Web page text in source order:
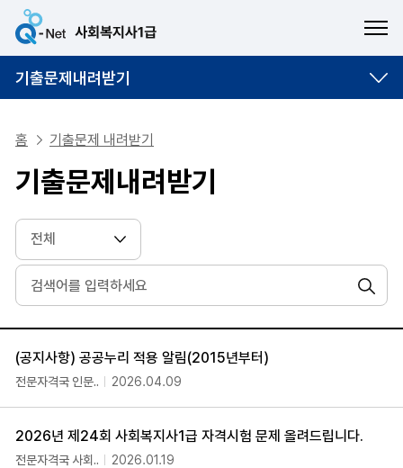
기출문제내려받기
홈 기출문제 내려받기
기출문제내려받기
검색
(공지사항) 공공누리 적용 알림(2015년부터)
전문자격국 인문.. 2026.04.09
2026년 제24회 사회복지사1급 자격시험 문제 올려드립니다.
전문자격국 사회.. 2026.01.19